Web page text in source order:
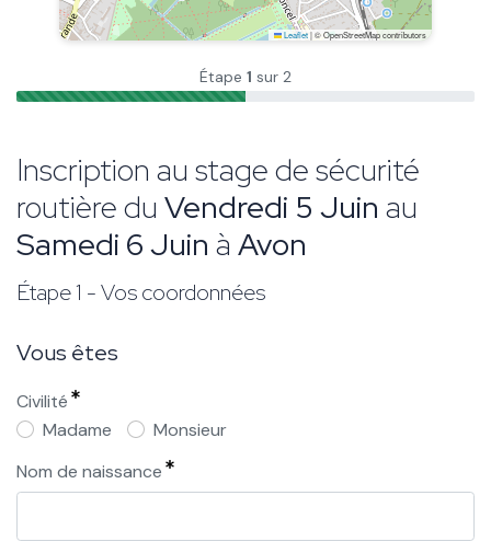
Leaflet|© OpenStreetMap contributors
Étape 1 sur 2
Inscription au stage de sécurité
routière du Vendredi 5 Juin au
Samedi 6 Juin à Avon
Étape 1 - Vos coordonnées
Vous êtes
Civilité
Madame
Monsieur
Nom de naissance